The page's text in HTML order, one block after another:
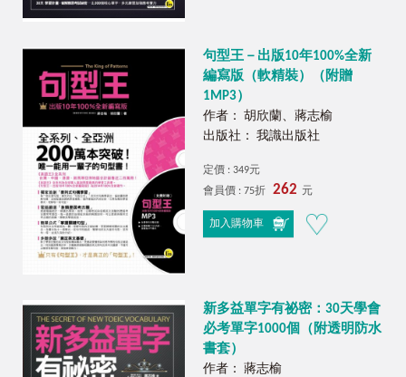
句型王－出版10年100%全新
編寫版（軟精裝）（附贈
1MP3）
作者： 胡欣蘭、蔣志榆
出版社： 我識出版社
定價 : 349元
會員價 : 75折
262 元
加入購物車
新多益單字有祕密：30天學會
必考單字1000個（附透明防水
書套）
作者： 蔣志榆